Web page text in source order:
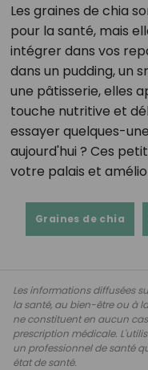
Les graines de chia
pour la santé, mais
intégrer dans vos
dans un pudding, un
une pâtisserie, elles
touche nutritive et
essayer quelques-
aujourd'hui ? Ces
votre palais et
Graines de chia
Les informations diffusées
la santé, au bien-être ou à
ne constituent en aucun
prescription médicale.
un professionnel de santé
état de santé.